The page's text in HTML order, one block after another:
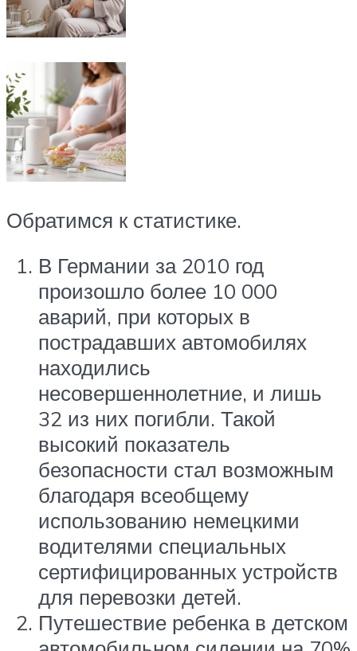
Обратимся к статистике.
В Германии за 2010 год
произошло более 10 000
аварий, при которых в
пострадавших автомобилях
находились
несовершеннолетние, и лишь
32 из них погибли. Такой
высокий показатель
безопасности стал возможным
благодаря всеобщему
использованию немецкими
водителями специальных
сертифицированных устройств
для перевозки детей.
Путешествие ребенка в детском